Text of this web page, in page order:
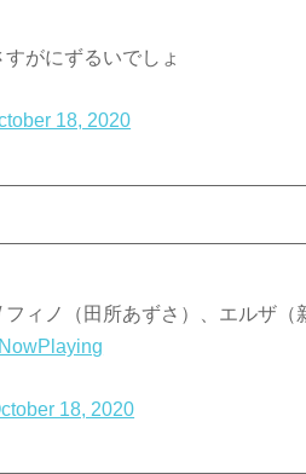
がにずるいでしょ
18, 2020
ィノ（田所あずさ）、エルザ
18, 2020